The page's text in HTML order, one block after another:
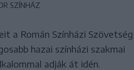
SZÍNHÁZ
a Román Színházi Szövetség
hazai színházi szakmai
adják át idén.